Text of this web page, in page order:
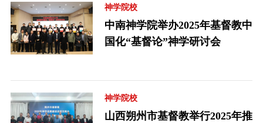
神学院校
中南神学院举办2025年基督教中
国化“基督论”神学研讨会
神学院校
山西朔州市基督教举行2025年推